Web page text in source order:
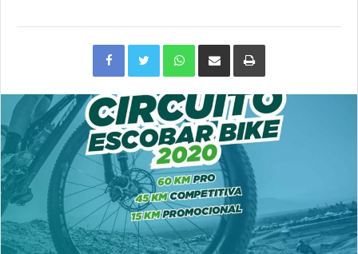
FacebookTwitterWhatsAppCompartirImprimir